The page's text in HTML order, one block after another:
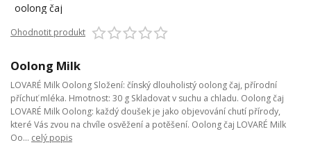
Ohodnotit produkt
Oolong Milk
LOVARÉ Milk Oolong Složení: čínský dlouholistý oolong čaj, přírodní
příchuť mléka. Hmotnost: 30 g Skladovat v suchu a chladu. Oolong čaj
LOVARÉ Milk Oolong: každý doušek je jako objevování chutí přírody,
které Vás zvou na chvíle osvěžení a potěšení. Oolong čaj LOVARÉ Milk
Oo... celý popis